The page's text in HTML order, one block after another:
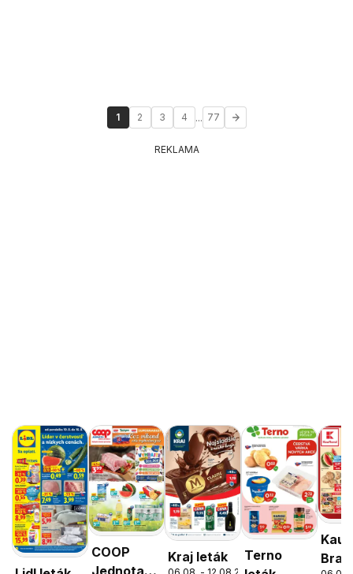
1 2 3 4 ... 77
REKLAMA
COOP
Kraj leták
Terno